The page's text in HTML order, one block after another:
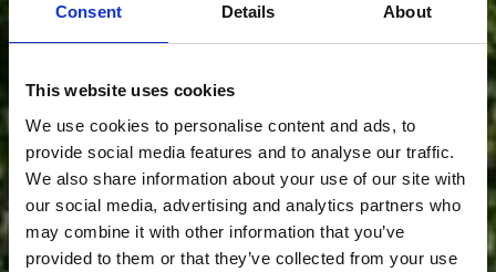
Consent Details About
This website uses cookies
We use cookies to personalise content and ads, to
provide social media features and to analyse our traffic.
We also share information about your use of our site with
our social media, advertising and analytics partners who
may combine it with other information that you’ve
provided to them or that they’ve collected from your use